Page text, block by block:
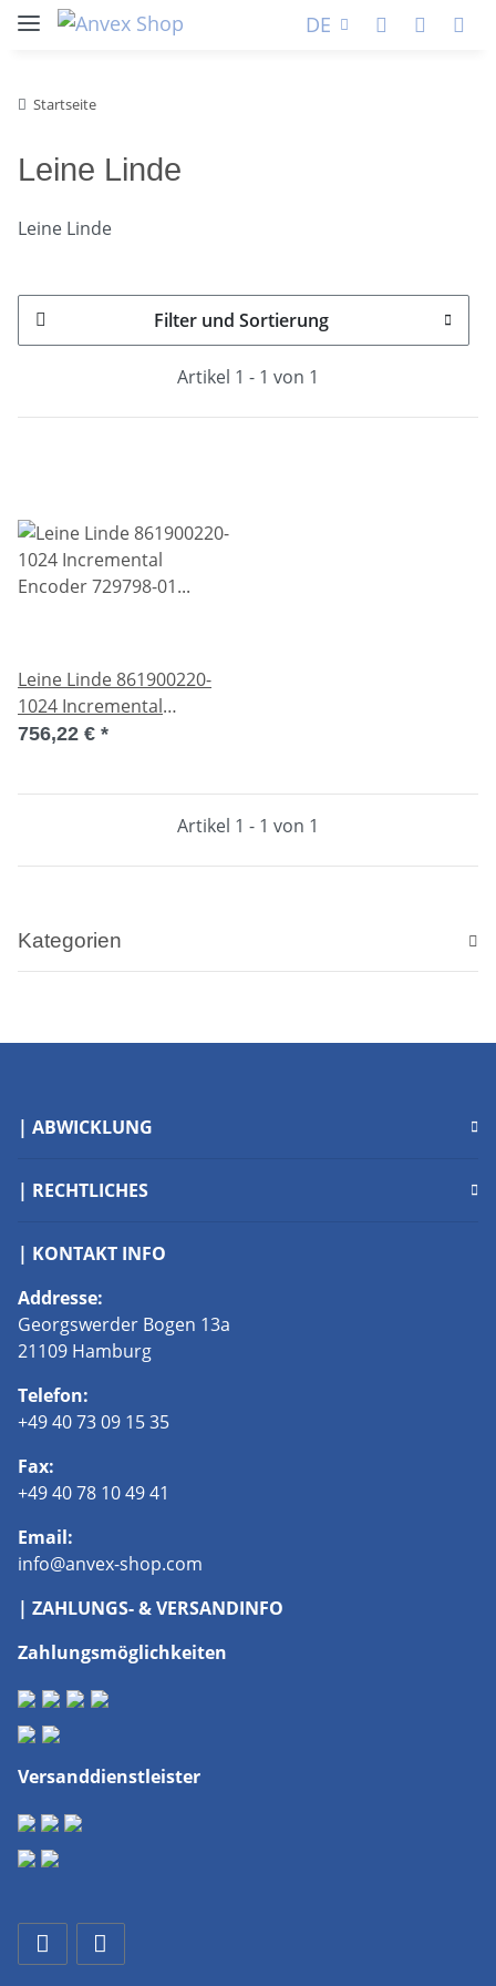
DE
Startseite
Leine Linde
Leine Linde
Filter und Sortierung
Artikel 1 - 1 von 1
Leine Linde 861900220-
1024 Incremental
Encoder 729798-01
756,22 € *
Artikel 1 - 1 von 1
Kategorien
| ABWICKLUNG
| RECHTLICHES
| KONTAKT INFO
Addresse:
Georgswerder Bogen 13a
21109 Hamburg
Telefon:
+49 40 73 09 15 35
Fax:
+49 40 78 10 49 41
Email:
info@anvex-shop.com
| ZAHLUNGS- & VERSANDINFO
Zahlungsmöglichkeiten
Versanddienstleister